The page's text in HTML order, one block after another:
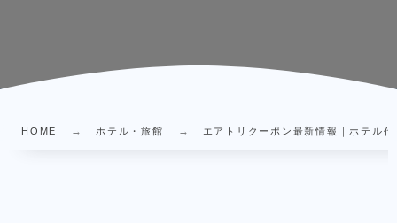
HOME ホテル・旅館 エアトリクーポン最新情報｜ホテル